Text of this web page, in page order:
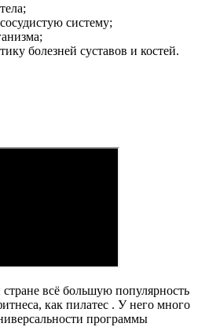
систему;
болезней суставов и костей.
всё большую популярность
как пилатес . У него много
программы